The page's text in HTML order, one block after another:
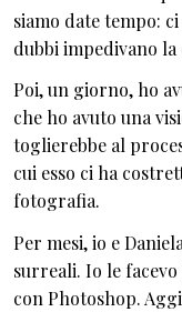
siamo date tempo:
dubbi impedivano
Poi, un giorno, ho
che ho avuto una
toglierebbe al
cui esso ci ha
fotografia.
Per mesi, io e
surreali. Io le
con Photoshop.